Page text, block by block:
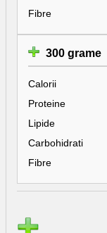
Fibre
300 grame
Calorii
Proteine
Lipide
Carbohidrati
Fibre